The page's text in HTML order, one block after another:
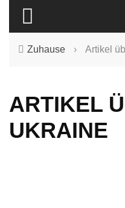
Zuhause › Artikel
ARTIKEL
UKRAINE